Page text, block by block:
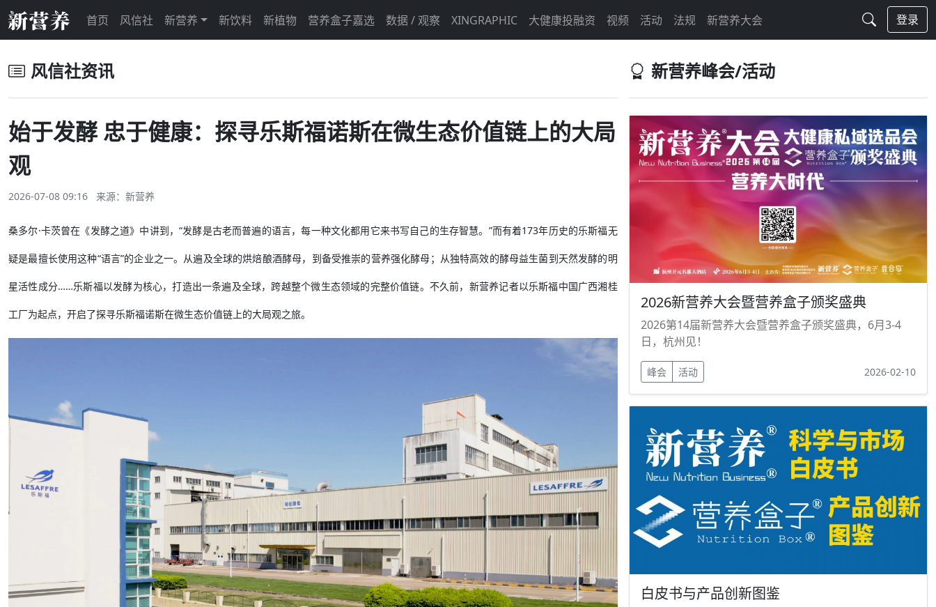
首页 风信社 新营养 新饮料 新植物 营养盒子嘉选 数据 / 观察 XINGRAPHIC 大健康投融资 视频 活动 法规 新营养大会 登录
风信社资讯
始于发酵 忠于健康：探寻乐斯福诺斯在微生态价值链上的大局
观
2026-07-08 09:16 来源： 新营养
桑多尔·卡茨曾在《发酵之道》中讲到，“发酵是古老而普遍的语言，每一种文化都用它来书写自己的生存智慧。”而有着173年历史的乐斯福无
疑是最擅长使用这种“语言”的企业之一。从遍及全球的烘焙酿酒酵母，到备受推崇的营养强化酵母；从独特高效的酵母益生菌到天然发酵的明
星活性成分……乐斯福以发酵为核心，打造出一条遍及全球，跨越整个微生态领域的完整价值链。不久前，新营养记者以乐斯福中国广西湘桂
工厂为起点，开启了探寻乐斯福诺斯在微生态价值链上的大局观之旅。
新营养峰会/活动
2026新营养大会暨营养盒子颁奖盛典
2026第14届新营养大会暨营养盒子颁奖盛典，6月3-4
日，杭州见！
峰会 活动 2026-02-10
白皮书与产品创新图鉴